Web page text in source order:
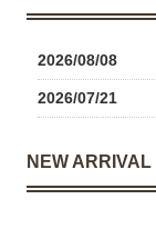
2026/08/08
2026/07/21
NEW ARRIVAL